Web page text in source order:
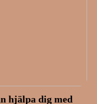
hjälpa dig med